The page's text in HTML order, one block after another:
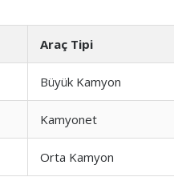
Araç Tipi
Büyük Kamyon
Kamyonet
Orta Kamyon